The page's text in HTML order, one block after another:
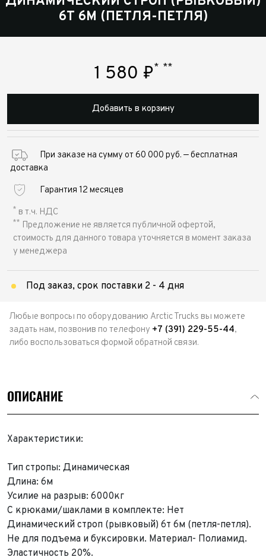
6Т 6М (ПЕТЛЯ-ПЕТЛЯ)
1 580 ₽* **
Добавить в корзину
При заказе на сумму от 60 000 руб. — бесплатная
доставка
Гарантия 12 месяцев
* в т.ч. НДС
** Предложение не является публичной офертой,
стоимость для данного товара уточняется в момент заказа
у менеджера
Под заказ, срок поставки 2 - 4 дня
Любые вопросы по оборудованию Arctic Trucks вы можете
задать нам, позвонив по телефону +7 (391) 229-55-44,
либо воспользоваться формой обратной связи.
ОПИСАНИЕ
Характеристики:
Тип стропы: Динамическая
Длина: 6м
Усилие на разрыв: 6000кг
С крюками/шаклами в комплекте: Нет
Динамический строп (рывковый) 6т 6м (петля-петля).
Не для подъема и буксировки. Материал- Полиамид.
Эластичность 20%.